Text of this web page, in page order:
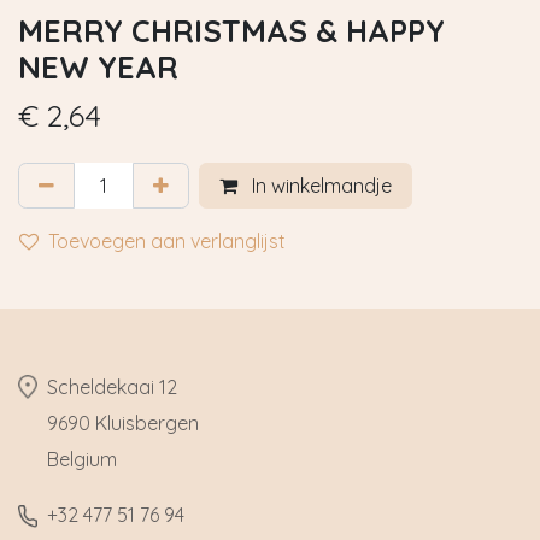
MERRY CHRISTMAS & HAPPY
NEW YEAR
€ 2,64
In winkelmandje
Toevoegen aan verlanglijst
​Scheldekaai 12
9690 Kluisbergen
​Belgium
​+32 477 51 76 94